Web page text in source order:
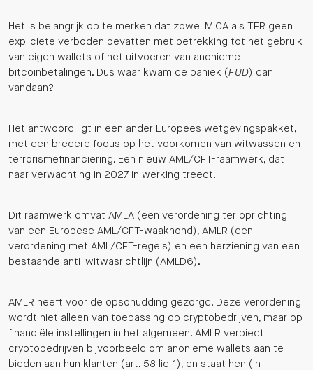
Het is belangrijk op te merken dat zowel MiCA als TFR geen
expliciete verboden bevatten met betrekking tot het gebruik
van eigen wallets of het uitvoeren van anonieme
bitcoinbetalingen. Dus waar kwam de paniek (FUD) dan
vandaan?
Het antwoord ligt in een ander Europees wetgevingspakket,
met een bredere focus op het voorkomen van witwassen en
terrorismefinanciering. Een nieuw AML/CFT-raamwerk, dat
naar verwachting in 2027 in werking treedt.
Dit raamwerk omvat AMLA (een verordening ter oprichting
van een Europese AML/CFT-waakhond), AMLR (een
verordening met AML/CFT-regels) en een herziening van een
bestaande anti-witwasrichtlijn (AMLD6).
AMLR heeft voor de opschudding gezorgd. Deze verordening
wordt niet alleen van toepassing op cryptobedrijven, maar op
financiële instellingen in het algemeen. AMLR verbiedt
cryptobedrijven bijvoorbeeld om anonieme wallets aan te
bieden aan hun klanten (art. 58 lid 1), en staat hen (in